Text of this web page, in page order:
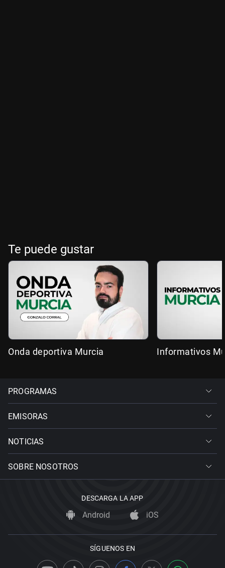
Te puede gustar
Onda deportiva Murcia Informativos
PROGRAMAS
EMISORAS
NOTICIAS
SOBRE NOSOTROS
DESCARGA LA APP
Android iOS
SÍGUENOS EN